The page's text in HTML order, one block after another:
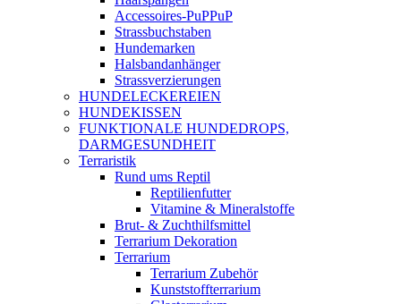
Accessoires-PuPPuP
Strassbuchstaben
Hundemarken
Halsbandanhänger
Strassverzierungen
HUNDELECKEREIEN
HUNDEKISSEN
FUNKTIONALE HUNDEDROPS,
DARMGESUNDHEIT
Terraristik
Rund ums Reptil
Reptilienfutter
Vitamine & Mineralstoffe
Brut- & Zuchthilfsmittel
Terrarium Dekoration
Terrarium
Terrarium Zubehör
Kunststoffterrarium